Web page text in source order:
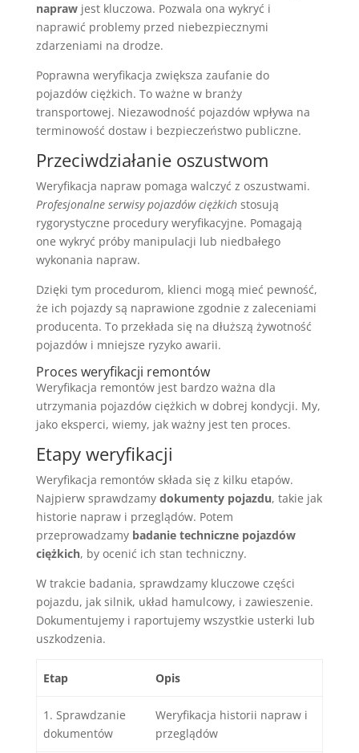
naprawjest kluczowa. Pozwala ona wykryć i
naprawić problemy przed niebezpiecznymi
zdarzeniami na drodze.
Poprawna weryfikacja zwiększa zaufanie do
pojazdów ciężkich. To ważne w branży
transportowej. Niezawodność pojazdów wpływa na
terminowość dostaw i bezpieczeństwo publiczne.
Przeciwdziałanie oszustwom
Weryfikacja napraw pomaga walczyć z oszustwami.
Profesjonalne serwisy pojazdów ciężkichstosują
rygorystyczne procedury weryfikacyjne. Pomagają
one wykryć próby manipulacji lub niedbałego
wykonania napraw.
Dzięki tym procedurom, klienci mogą mieć pewność,
że ich pojazdy są naprawione zgodnie z zaleceniami
producenta. To przekłada się na dłuższą żywotność
pojazdów i mniejsze ryzyko awarii.
Proces weryfikacji remontów
Weryfikacja remontów jest bardzo ważna dla
utrzymania pojazdów ciężkich w dobrej kondycji. My,
jako eksperci, wiemy, jak ważny jest ten proces.
Etapy weryfikacji
Weryfikacja remontów składa się z kilku etapów.
Najpierw sprawdzamy dokumenty pojazdu, takie jak
historie napraw i przeglądów. Potem
przeprowadzamy badanie techniczne pojazdów
ciężkich, by ocenić ich stan techniczny.
W trakcie badania, sprawdzamy kluczowe części
pojazdu, jak silnik, układ hamulcowy, i zawieszenie.
Dokumentujemy i raportujemy wszystkie usterki lub
uszkodzenia.
Etap Opis
1. Sprawdzanie
dokumentów
Weryfikacja historii napraw i
przeglądów